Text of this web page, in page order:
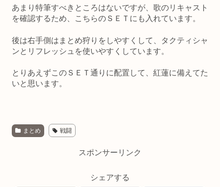
あまり特筆すべきところはないですが、歌のリキャスト
を確認するため、こちらのＳＥＴにも入れています。
後は右手側はまとめ狩りをしやすくして、タクティシャ
ンとリフレッシュを使いやすくしています。
とりあえずこのＳＥＴ通りに配置して、紅蓮に備えてた
いと思います。
まとめ 戦闘
スポンサーリンク
シェアする